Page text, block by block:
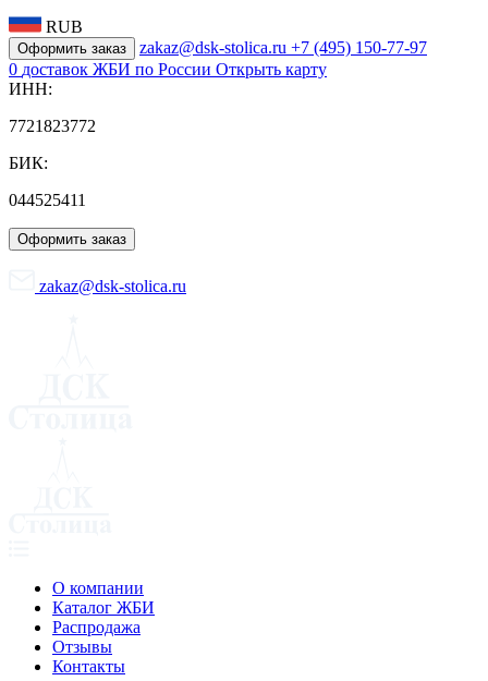
RUB
Оформить заказ zakaz@dsk-stolica.ru +7 (495) 150-77-97
0 доставок ЖБИ по России Открыть карту
ИНН:
7721823772
БИК:
044525411
Оформить заказ
zakaz@dsk-stolica.ru
О компании
Каталог ЖБИ
Распродажа
Отзывы
Контакты